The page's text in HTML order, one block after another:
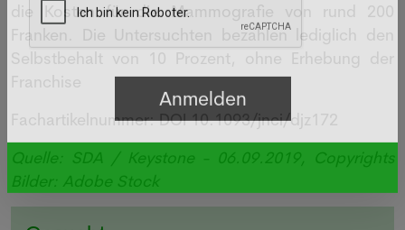
die Kosten für die Mammografie von rund 200
Franken. Die Untersuchten bezahlen lediglich den
Selbstbehalt von 10 Prozent, ohne Erhebung der
Franchise
Fachartikelnummer: DOI 10.1093/jnci/djz172
Quelle: SDA / Keystone - 06.09.2019, Copyrights
Bilder: Adobe Stock